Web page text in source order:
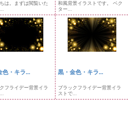
は。まずは閲覧いた
和風背景イラストです。 ベク
ター...
色・キラ...
フライデー背景イラ
黒・金色・キラ...
ブラックフライデー背景イラ
ストで...